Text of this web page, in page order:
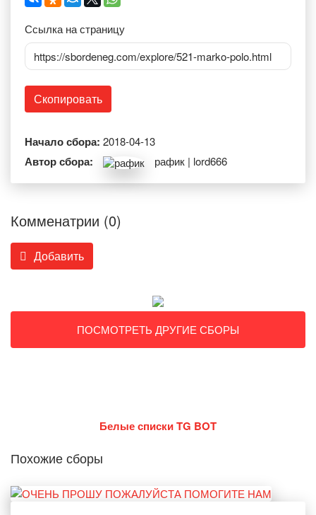
Ссылка на страницу
https://sbordeneg.com/explore/521-marko-polo.html
Скопировать
Начало сбора: 2018-04-13
Автор сбора: рафик | lord666
Комменатрии (0)
Добавить
ПОСМОТРЕТЬ ДРУГИЕ СБОРЫ
Белые списки TG BOT
Похожие сборы